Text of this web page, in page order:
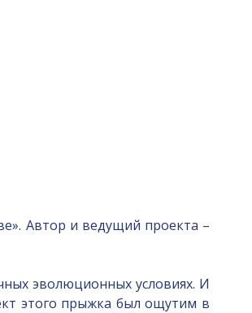
Автор и ведущий проекта –
эволюционных условиях. И
этого прыжка был ощутим в